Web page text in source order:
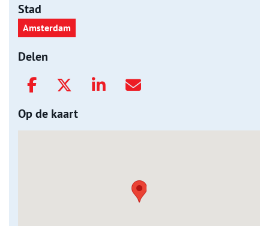
Stad
Amsterdam
Delen
Op de kaart